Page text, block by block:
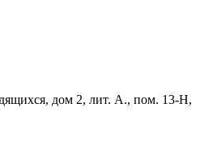
дом 2, лит. А., пом. 13-Н,